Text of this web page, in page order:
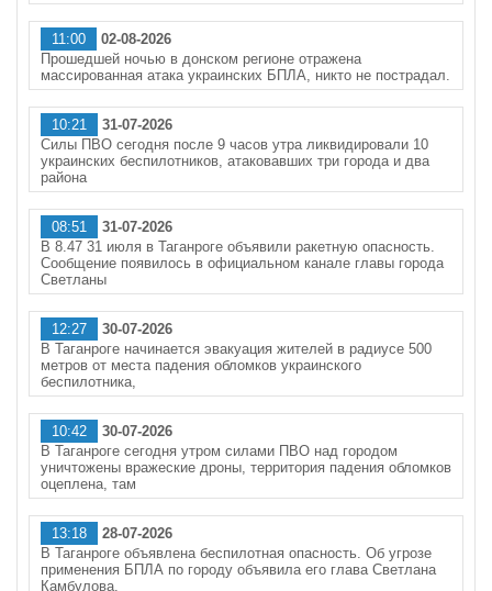
11:00
02-08-2026
Прошедшей ночью в донском регионе отражена
массированная атака украинских БПЛА, никто не пострадал.
10:21
31-07-2026
Силы ПВО сегодня после 9 часов утра ликвидировали 10
украинских беспилотников, атаковавших три города и два
района
08:51
31-07-2026
В 8.47 31 июля в Таганроге объявили ракетную опасность.
Сообщение появилось в официальном канале главы города
Светланы
12:27
30-07-2026
В Таганроге начинается эвакуация жителей в радиусе 500
метров от места падения обломков украинского
беспилотника,
10:42
30-07-2026
В Таганроге сегодня утром силами ПВО над городом
уничтожены вражеские дроны, территория падения обломков
оцеплена, там
13:18
28-07-2026
В Таганроге объявлена беспилотная опасность. Об угрозе
применения БПЛА по городу объявила его глава Светлана
Камбулова.